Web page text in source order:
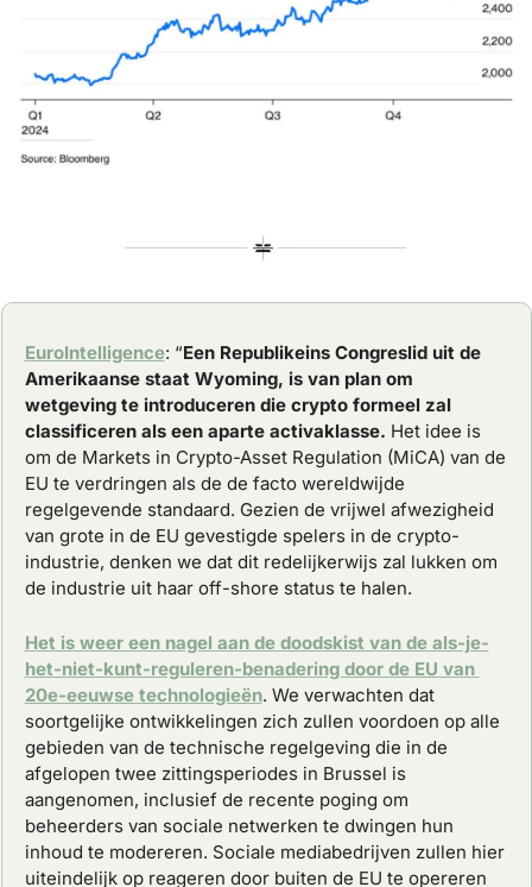
EuroIntelligence: “Een Republikeins Congreslid uit de
Amerikaanse staat Wyoming, is van plan om
wetgeving te introduceren die crypto formeel zal
classificeren als een aparte activaklasse. Het idee is
om de Markets in Crypto-Asset Regulation (MiCA) van de
EU te verdringen als de de facto wereldwijde
regelgevende standaard. Gezien de vrijwel afwezigheid
van grote in de EU gevestigde spelers in de crypto-
industrie, denken we dat dit redelijkerwijs zal lukken om
de industrie uit haar off-shore status te halen.
Het is weer een nagel aan de doodskist van de als-je-
het-niet-kunt-reguleren-benadering door de EU van
20e-eeuwse technologieën. We verwachten dat
soortgelijke ontwikkelingen zich zullen voordoen op alle
gebieden van de technische regelgeving die in de
afgelopen twee zittingsperiodes in Brussel is
aangenomen, inclusief de recente poging om
beheerders van sociale netwerken te dwingen hun
inhoud te modereren. Sociale mediabedrijven zullen hier
uiteindelijk op reageren door buiten de EU te opereren